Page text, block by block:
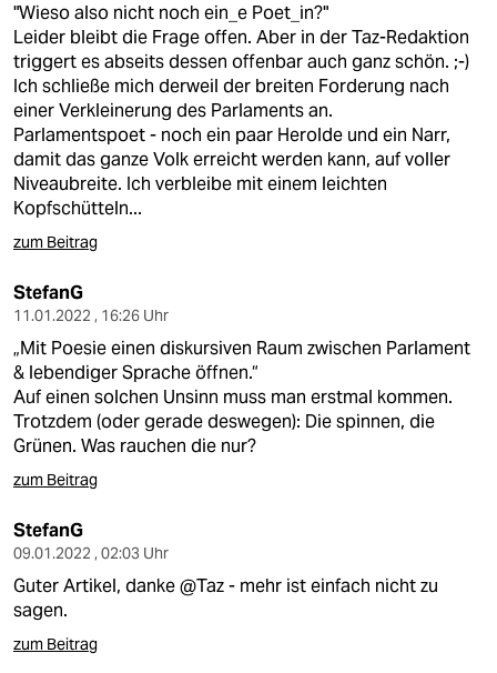
"Wieso also nicht noch ein_e Poet_in?"
Leider bleibt die Frage offen. Aber in der Taz-Redaktion
triggert es abseits dessen offenbar auch ganz schön. ;-)
Ich schließe mich derweil der breiten Forderung nach
einer Verkleinerung des Parlaments an.
Parlamentspoet - noch ein paar Herolde und ein Narr,
damit das ganze Volk erreicht werden kann, auf voller
Niveaubreite. Ich verbleibe mit einem leichten
Kopfschütteln...
zum Beitrag
StefanG
11.01.2022 , 16:26 Uhr
„Mit Poesie einen diskursiven Raum zwischen Parlament
& lebendiger Sprache öffnen.“
Auf einen solchen Unsinn muss man erstmal kommen.
Trotzdem (oder gerade deswegen): Die spinnen, die
Grünen. Was rauchen die nur?
zum Beitrag
StefanG
09.01.2022 , 02:03 Uhr
Guter Artikel, danke @Taz - mehr ist einfach nicht zu
sagen.
zum Beitrag